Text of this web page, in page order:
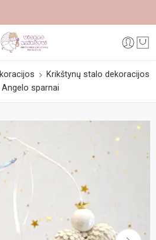
Krikštynų stalo dekoracijos
Angelo sparnai